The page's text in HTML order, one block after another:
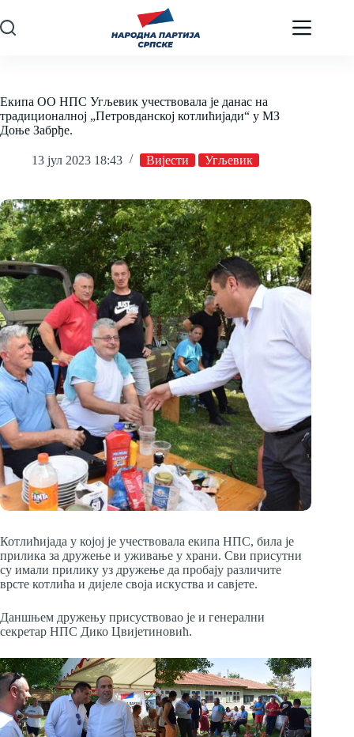
to
content
Екипа ОО НПС Угљевик учествовала је данас на
традиционалној „Петровданској котлићијади“ у МЗ
Доње Забрђе.
13 јул 2023 18:43 Вијести Угљевик
Котлићијада у којој је учествовала екипа НПС, била је
прилика за дружење и уживање у храни. Сви присутни
су имали прилику уз дружење да пробају различите
врсте котлића и дијеле своја искуства и савјете.
Даншњем дружењу присуствовао је и генерални
секретар НПС Дико Цвијетиновић.